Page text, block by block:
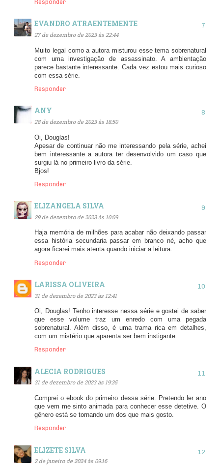
Responder
EVANDRO ATRAENTEMENTE
27 de dezembro de 2023 às 22:44
Muito legal como a autora misturou esse tema sobrenatural
com uma investigação de assassinato. A ambientação
parece bastante interessante. Cada vez estou mais curioso
com essa série.
Responder
ANY
28 de dezembro de 2023 às 18:50
Oi, Douglas!
Apesar de continuar não me interessando pela série, achei
bem interessante a autora ter desenvolvido um caso que
surgiu lá no primeiro livro da série.
Bjos!
Responder
ELIZANGELA SILVA
29 de dezembro de 2023 às 10:09
Haja memória de milhões para acabar não deixando passar
essa história secundaria passar em branco né, acho que
agora ficarei mais atenta quando iniciar a leitura.
Responder
LARISSA OLIVEIRA
31 de dezembro de 2023 às 12:41
Oi, Douglas! Tenho interesse nessa série e gostei de saber
que esse volume traz um enredo com uma pegada
sobrenatural. Além disso, é uma trama rica em detalhes,
com um mistério que aparenta ser bem instigante.
Responder
ALECIA RODRIGUES
31 de dezembro de 2023 às 19:35
Comprei o ebook do primeiro dessa série. Pretendo ler ano
que vem me sinto animada para conhecer esse detetive. O
gênero está se tornando um dos que mais gosto.
Responder
ELIZETE SILVA
2 de janeiro de 2024 às 09:16